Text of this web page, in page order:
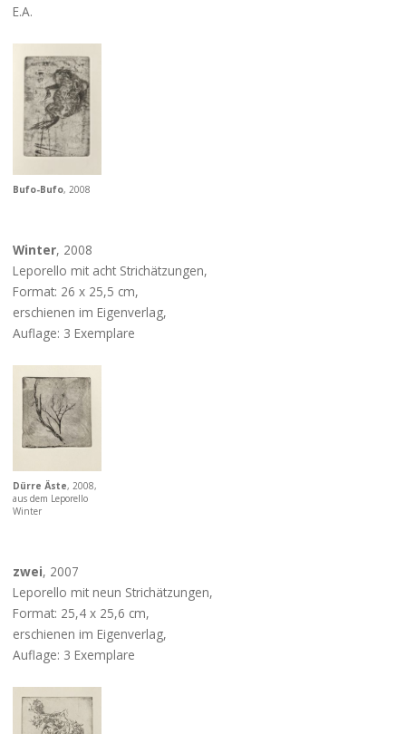
E.A.
Bufo-Bufo, 2008
Winter, 2008
Leporello mit acht Strichätzungen,
Format: 26 x 25,5 cm,
erschienen im Eigenverlag,
Auflage: 3 Exemplare
Dürre Äste, 2008,
aus dem Leporello
Winter
zwei, 2007
Leporello mit neun Strichätzungen,
Format: 25,4 x 25,6 cm,
erschienen im Eigenverlag,
Auflage: 3 Exemplare